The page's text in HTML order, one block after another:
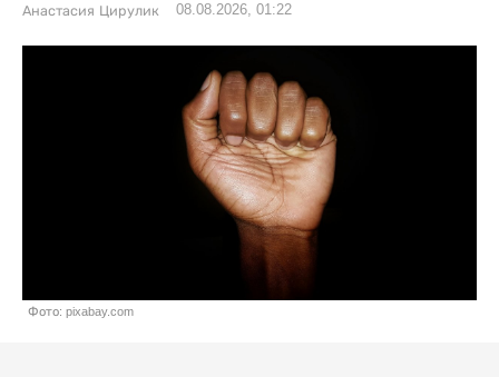
Анастасия Цирулик 08.08.2026, 01:22
Фото: pixabay.com